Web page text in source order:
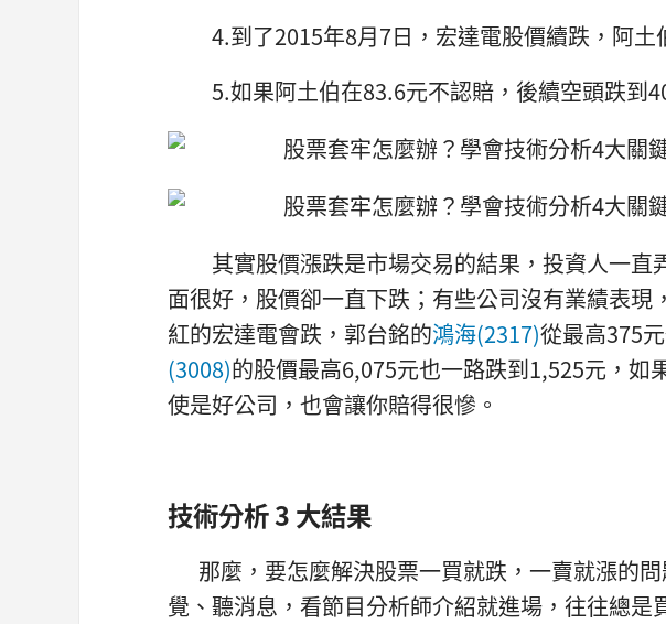
4.到了2015年8月7日，宏達電股價續跌，阿土
5.如果阿土伯在83.6元不認賠，後續空頭跌到
其實股價漲跌是市場交易的結果，投資人一直
面很好，股價卻一直下跌；有些公司沒有業績表現
紅的宏達電會跌，郭台銘的鴻海(2317)從最高375
(3008)的股價最高6,075元也一路跌到1,525元，如
使是好公司，也會讓你賠得很慘。
技術分析 3 大結果
那麼，要怎麼解決股票一買就跌，一賣就漲的
覺、聽消息，看節目分析師介紹就進場，往往總